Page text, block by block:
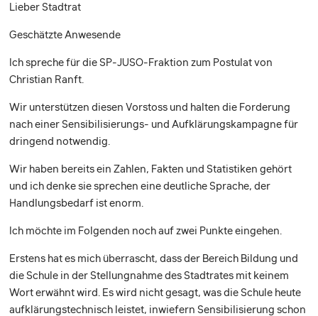
Lieber Stadtrat
Geschätzte Anwesende
Ich spreche für die SP-JUSO-Fraktion zum Postulat von
Christian Ranft.
Wir unterstützen diesen Vorstoss und halten die Forderung
nach einer Sensibilisierungs- und Aufklärungskampagne für
dringend notwendig.
Wir haben bereits ein Zahlen, Fakten und Statistiken gehört
und ich denke sie sprechen eine deutliche Sprache, der
Handlungsbedarf ist enorm.
Ich möchte im Folgenden noch auf zwei Punkte eingehen.
Erstens hat es mich überrascht, dass der Bereich Bildung und
die Schule in der Stellungnahme des Stadtrates mit keinem
Wort erwähnt wird. Es wird nicht gesagt, was die Schule heute
aufklärungstechnisch leistet, inwiefern Sensibilisierung schon